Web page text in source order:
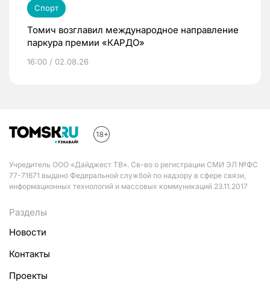
Спорт
Томич возглавил международное направление
паркура премии «КАРДО»
16:00 / 02.08.26
Учредитель ООО «Дайджест ТВ». Св-во о регистрации СМИ ЭЛ №ФС
77-71671 выдано Федеральной службой по надзору в сфере связи,
информационных технологий и массовых коммуникаций 23.11.2017
Разделы
Новости
Контакты
Проекты